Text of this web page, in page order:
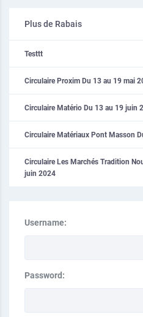
Plus de Rabais
Testtt
Circulaire Proxim Du 13 au 19 mai
Circulaire Matério Du 13 au 19 juin
Circulaire Matériaux Pont Masson
Circulaire Les Marchés Tradition
juin 2024
Username:
Password: